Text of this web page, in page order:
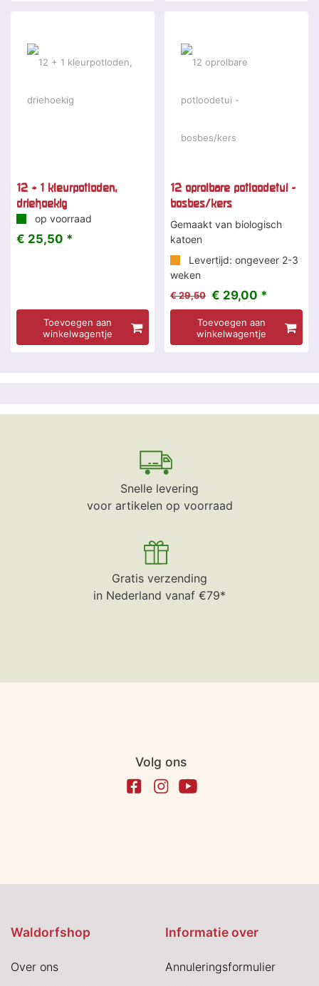
12 + 1 kleurpotloden,
driehoekig
op voorraad
€ 25,50 *
Toevoegen aan
winkelwagentje
12 oprolbare potloodetui -
bosbes/kers
Gemaakt van biologisch
katoen
Levertijd: ongeveer 2-3
weken
€ 29,50 € 29,00 *
Toevoegen aan
winkelwagentje
Snelle levering
voor artikelen op voorraad
Gratis verzending
in Nederland vanaf €79*
Volg ons
Waldorfshop
Over ons
Informatie over
Annuleringsformulier